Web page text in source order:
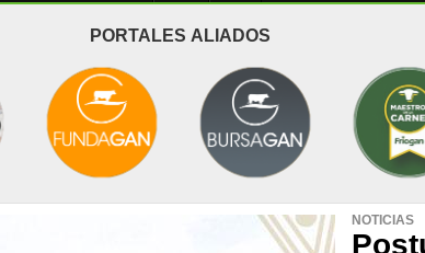
PORTALES ALIADOS
NOTICIAS